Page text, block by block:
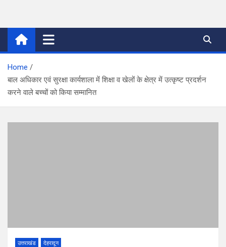
contentthetoptennews.com
Home
बाल अधिकार एवं सुरक्षा कार्यशाला में शिक्षा व खेलों के क्षेत्र में उत्कृष्ट प्रदर्शन
करने वाले बच्चों को किया सम्मानित
उत्तराखंड देहरादून